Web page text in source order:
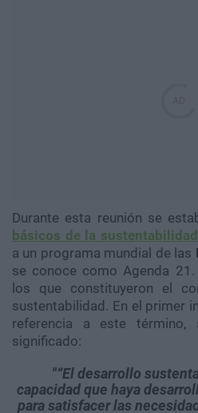
Durante esta reunión se
básicos de la sustentabilidad
a un programa mundial de las
se conoce como Agenda
los que constituyeron el
sustentabilidad. En el primer
referencia a este
significado:
“El desarrollo
capacidad que haya
para satisfacer las